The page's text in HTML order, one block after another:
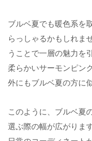
ブルベ夏でも暖色系を
らっしゃるかもしれま
うことで一層の魅力を
柔らかいサーモンピン
外にもブルベ夏の方に
このように、ブルベ夏
選ぶ際の幅が広がりま